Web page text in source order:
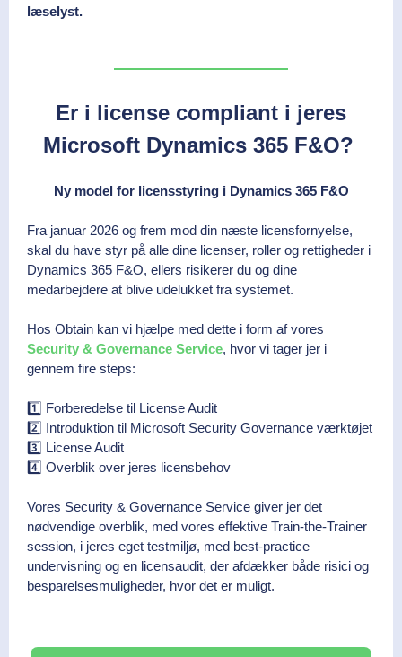
læselyst.
Er i license compliant i jeres
Microsoft Dynamics 365 F&O?
Ny model for licensstyring i Dynamics 365 F&O
Fra januar 2026 og frem mod din næste licensfornyelse,
skal du have styr på alle dine licenser, roller og rettigheder i
Dynamics 365 F&O, ellers risikerer du og dine
medarbejdere at blive udelukket fra systemet.
Hos Obtain kan vi hjælpe med dette i form af vores
Security & Governance Service, hvor vi tager jer i
gennem fire steps:
1️⃣ Forberedelse til License Audit
2️⃣ Introduktion til Microsoft Security Governance værktøjet
3️⃣ License Audit
4️⃣ Overblik over jeres licensbehov
Vores Security & Governance Service giver jer det
nødvendige overblik, med vores effektive Train-the-Trainer
session, i jeres eget testmiljø, med best-practice
undervisning og en licensaudit, der afdækker både risici og
besparelsesmuligheder, hvor det er muligt.